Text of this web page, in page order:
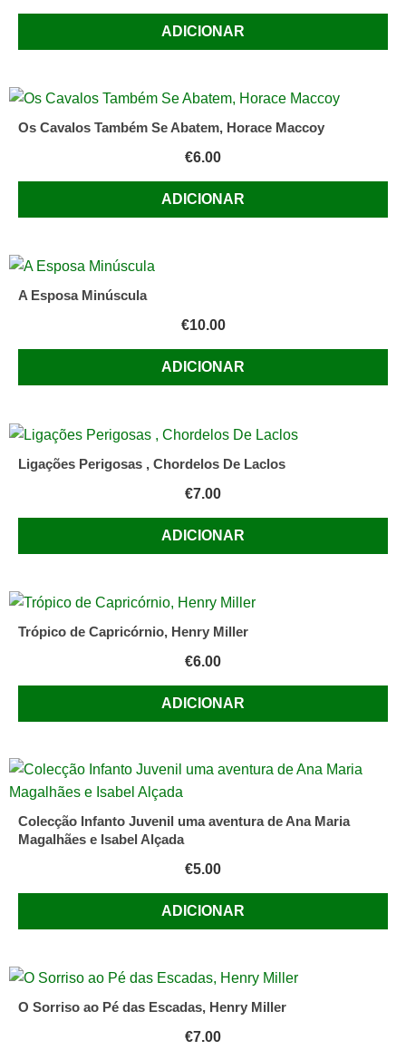
ADICIONAR
Os Cavalos Também Se Abatem, Horace Maccoy
€6.00
ADICIONAR
A Esposa Minúscula
€10.00
ADICIONAR
Ligações Perigosas , Chordelos De Laclos
€7.00
ADICIONAR
Trópico de Capricórnio, Henry Miller
€6.00
ADICIONAR
Colecção Infanto Juvenil uma aventura de Ana Maria
Magalhães e Isabel Alçada
€5.00
ADICIONAR
O Sorriso ao Pé das Escadas, Henry Miller
€7.00